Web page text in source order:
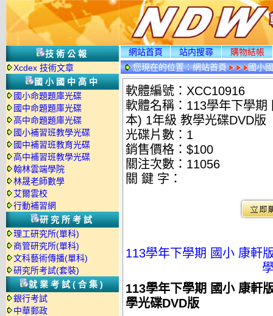
技術公報
Xcdex 技術文章
國小國中高中
國小命題題庫光碟
國中命題題庫光碟
高中命題題庫光碟
國小補習班教學光碟
國中補習班教育光碟
高中補習班教學光碟
翰林雲端學院
林晟老師數學
艾爾雲校
行動補習網
研究所考試
理工研究所(單科)
商管研究所(單科)
文科藝術傳播(單科)
研究所考試(套裝)
就業考試(合集)
銀行考試
中華郵政
網站首頁 站内搜尋
購物結帳
您現在的位置：網站首頁 國小
軟體編號：XCC10916
軟體名稱：113學年下學
本) 1年級 教學光碟DVD版
光碟片數：1
銷售價格：$100
關注次數： 11056
關 鍵 字：
113學年下學期 國小 康軒
113學年下學期 國小 康軒
學光碟DVD版